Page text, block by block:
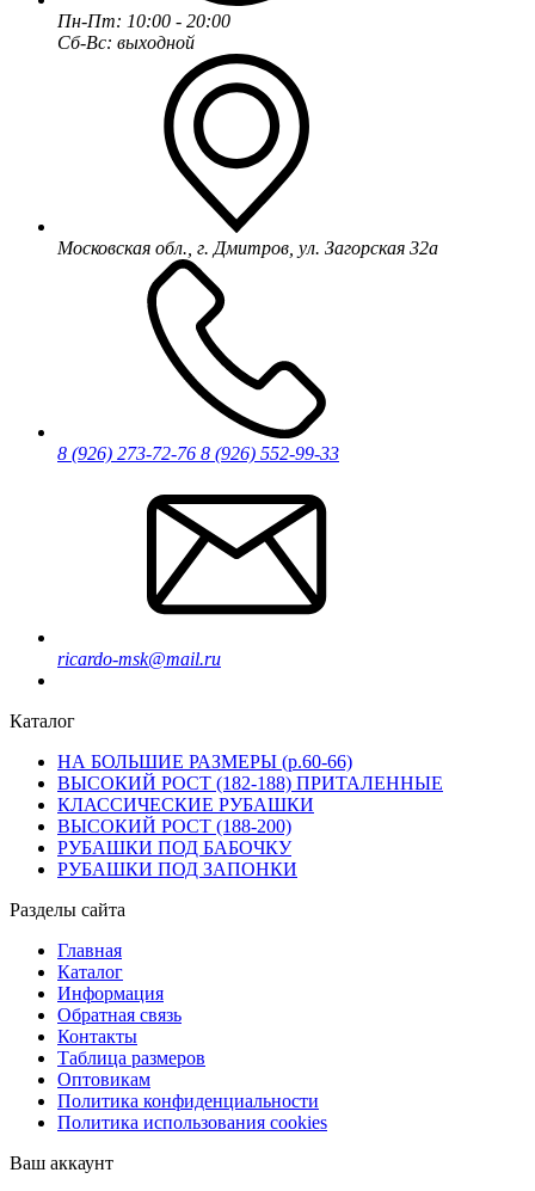
Пн-Пт: 10:00 - 20:00
Сб-Вс: выходной
Московская обл., г. Дмитров, ул. Загорская 32а
8 (926) 273-72-76 8 (926) 552-99-33
ricardo-msk@mail.ru
Каталог
НА БОЛЬШИЕ РАЗМЕРЫ (р.60-66)
ВЫСОКИЙ РОСТ (182-188) ПРИТАЛЕННЫЕ
КЛАССИЧЕСКИЕ РУБАШКИ
ВЫСОКИЙ РОСТ (188-200)
РУБАШКИ ПОД БАБОЧКУ
РУБАШКИ ПОД ЗАПОНКИ
Разделы сайта
Главная
Каталог
Информация
Обратная связь
Контакты
Таблица размеров
Оптовикам
Политика конфиденциальности
Политика использования cookies
Ваш аккаунт